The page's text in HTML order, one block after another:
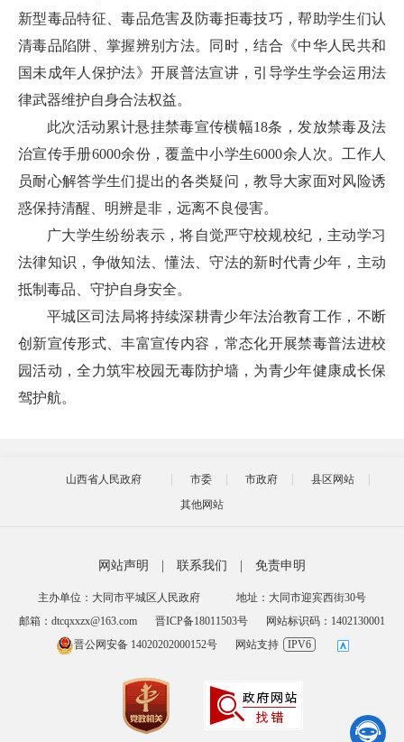

新型毒品特征、毒品危害及防毒拒毒技巧，帮助学生们认
清毒品陷阱、掌握辨别方法。同时，结合《中华人民共和
国未成年人保护法》开展普法宣讲，引导学生学会运用法
律武器维护自身合法权益。
此次活动累计悬挂禁毒宣传横幅18条，发放禁毒及法
治宣传手册6000余份，覆盖中小学生6000余人次。工作人
员耐心解答学生们提出的各类疑问，教导大家面对风险诱
惑保持清醒、明辨是非，远离不良侵害。
广大学生纷纷表示，将自觉严守校规校纪，主动学习
法律知识，争做知法、懂法、守法的新时代青少年，主动
抵制毒品、守护自身安全。
平城区司法局将持续深耕青少年法治教育工作，不断
创新宣传形式、丰富宣传内容，常态化开展禁毒普法进校
园活动，全力筑牢校园无毒防护墙，为青少年健康成长保
驾护航。
山西省人民政府 市委 市政府
县区网站
其他网站
网站声明 联系我们 免责申明
主办单位：大同市平城区人民政府
地址：大同市迎宾西街30号
邮箱：dtcqxxzx@163.com
晋ICP备18011503号
网站标识码：1402130001
晋公网安备 14020202000152号
网站支持 IPV6